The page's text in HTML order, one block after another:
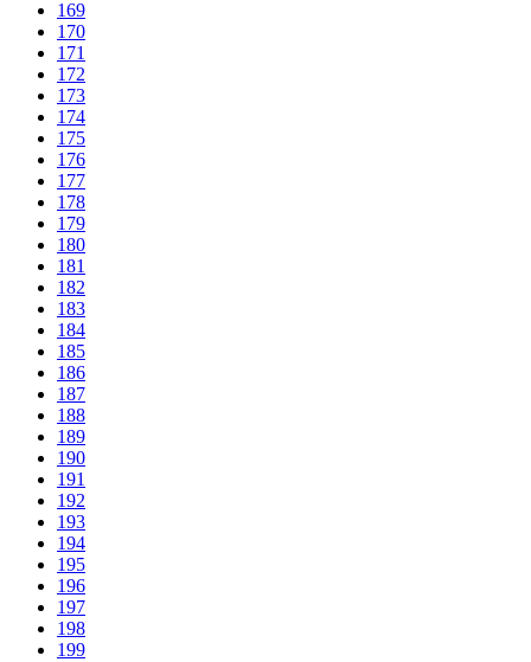
169
170
171
172
173
174
175
176
177
178
179
180
181
182
183
184
185
186
187
188
189
190
191
192
193
194
195
196
197
198
199